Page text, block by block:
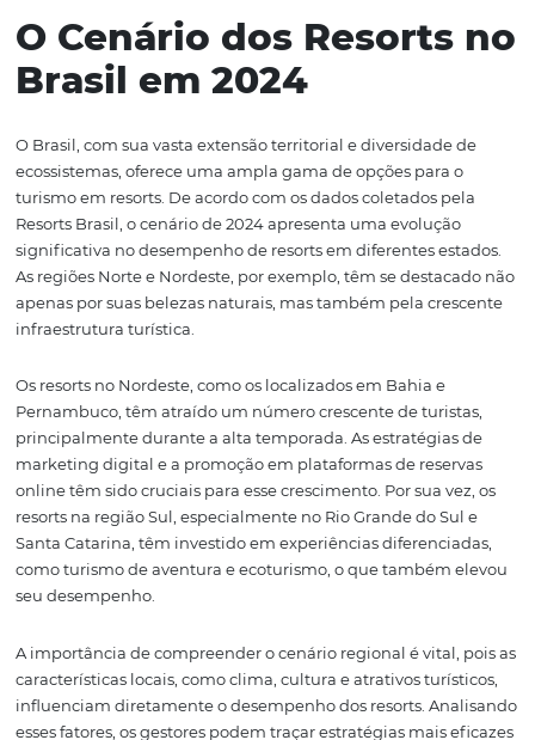
Neste artigo, abordaremos os principais estados
se destacam em 2024, analisando não somente seu
influenciar esses resultados. A partir de dados e análises
regionalizadas, será possível entender como a
promoção adequadas podem transformar a realidade
resorts no Brasil.
O Cenário dos
O Brasil, com sua vasta extensão territorial e
ecossistemas, oferece uma ampla gama de opções para
turismo em resorts. De acordo com os dados coletados
Resorts Brasil, o cenário de 2024 apresenta uma
significativa no desempenho de resorts em diferentes
As regiões Norte e Nordeste, por exemplo, têm se
infraestrutura turística.
Os resorts no Nordeste, como os localizados em Bahia e